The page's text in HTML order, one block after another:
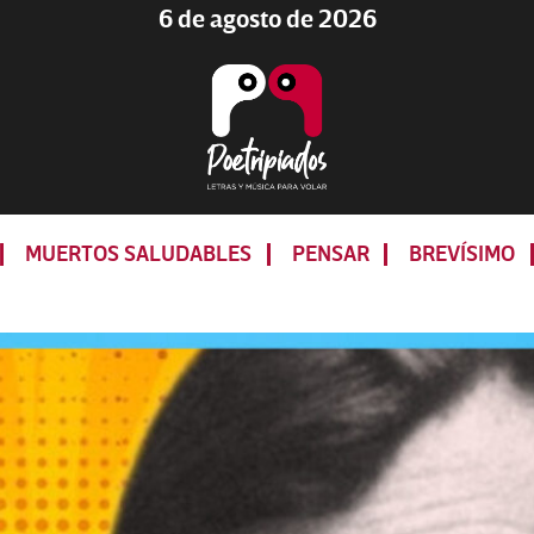
6 de agosto de 2026
LETRAS
Y
PARA
MUERTOS SALUDABLES PENSAR BREVÍSIMO